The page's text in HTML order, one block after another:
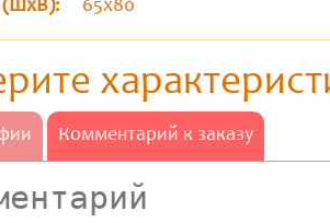
(ШхВ): 65х80
Комментарий к заказу